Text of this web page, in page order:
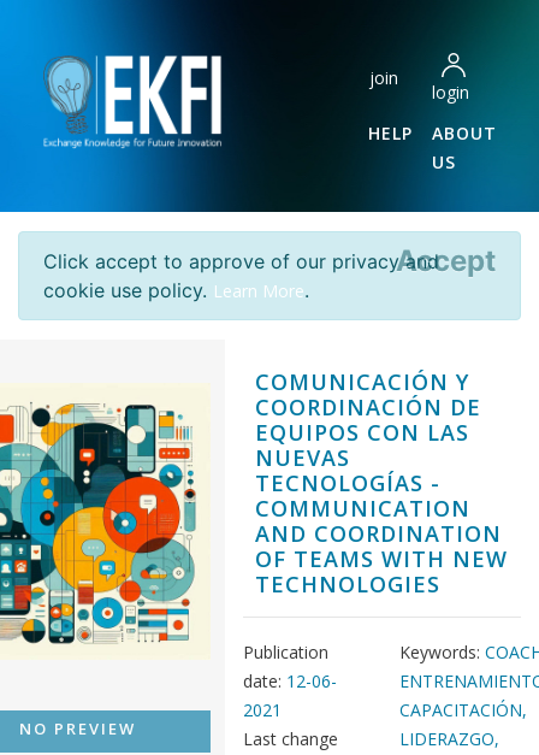
join
login
HELP
ABOUT
US
Click accept to approve of our privacy and
cookie use policy. Learn More.
Accept
NO PREVIEW
COMUNICACIÓN Y
COORDINACIÓN DE
EQUIPOS CON LAS
NUEVAS
TECNOLOGÍAS -
COMMUNICATION
AND COORDINATION
OF TEAMS WITH NEW
TECHNOLOGIES
Publication
date: 12-06-
2021
Last change
Keywords:
CAPACITACIÓN,
LIDERAZGO,